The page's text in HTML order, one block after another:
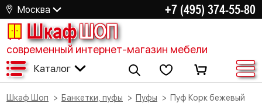
Москва +7 (495) 374-55-80
ШкафШОП
современный интернет-магазин мебели
Каталог
Шкаф Шоп Банкетки, пуфы Пуфы Пуф Корк бежевый